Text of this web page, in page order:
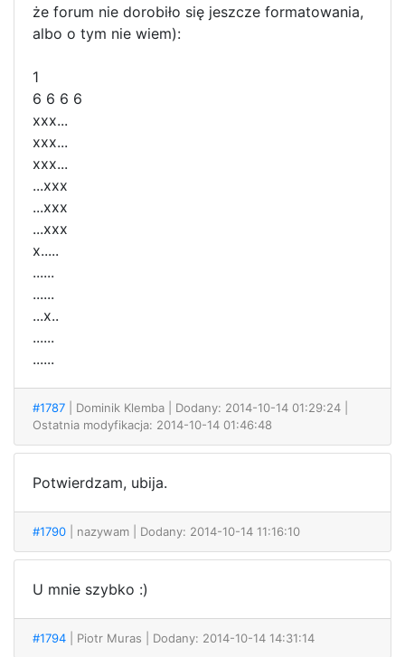
że forum nie dorobiło się jeszcze formatowania,
albo o tym nie wiem):
1
6 6 6 6
xxx...
xxx...
xxx...
...xxx
...xxx
...xxx
x.....
......
......
...x..
......
......
#1787 | Dominik Klemba
| Dodany: 2014-10-14 01:29:24 |
Ostatnia modyfikacja: 2014-10-14 01:46:48
Potwierdzam, ubija.
#1790 | nazywam | Dodany: 2014-10-14 11:16:10
U mnie szybko :)
#1794 | Piotr Muras | Dodany: 2014-10-14 14:31:14